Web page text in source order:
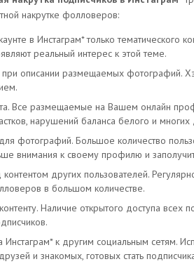
накрутке фолловеров:
в Инстаграм* только тематического
реальный интерес к этой теме.
описании размещаемых фотографий.
Все размещаемые на Вашем онлайн
нарушений баланса белого и
фотографий. Большое количество
внимания к своему профилю и
других пользователей.
в большом количестве.
Наличие открытого доступа всех
к другим социальным сетям.
и знакомых, готовых стать